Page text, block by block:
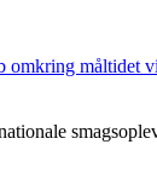
måltidet